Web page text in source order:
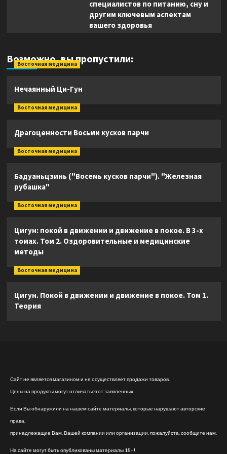
специалистов по питанию, сну и
другим ключевым аспектам
вашего здоровья
Возможно, вы пропустили:
Восточная медицина
Нечаянный Ци-Гун
Восточная медицина
Драгоценности Восьми кусков парчи
Восточная медицина
Бадуаньцзинь ("Восемь кусков парчи"). "Железная
рубашка"
Восточная медицина
Цигун: покой в движении и движение в покое. В 3-х
томах. Том 2. Оздоровительные и медицинские
методы
Восточная медицина
Цигун. Покой в движении и движение в покое. Том 1.
Теория
Сайт не является магазином и не осуществляет продажи товаров.
Цены на продукты могут отличаться от заявленных.
Если Вы обнаружили на нашем сайте материалы, которые нарушают авторские
права,
принадлежащие Вам, Вашей компании или организации, пожалуйста, сообщите нам.
На сайте могут быть опубликованы материалы 18+!